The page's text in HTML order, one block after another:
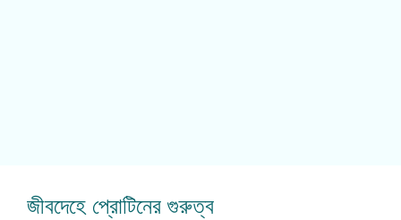
জীবদেহে প্রোটিনের গুরুত্ব